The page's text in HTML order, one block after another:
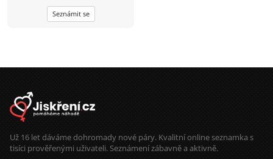
Seznámit se
Už 16 let dáváme dohromady nové páry. Kvalitní online seznamka s
tisíci prověřenými uživateli. Seznámení zábavně a aktivně.